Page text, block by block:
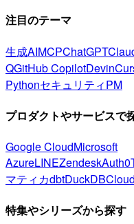
注目のテーマ
生成AIMCPChatGPT
QGitHub CopilotDevin
PythonセキュリティPM
プロダクトやサービスで
Google CloudMicrosoft
AzureLINEZendeskAuth0
マティカdbtDuckDB
特集やシリーズから探す